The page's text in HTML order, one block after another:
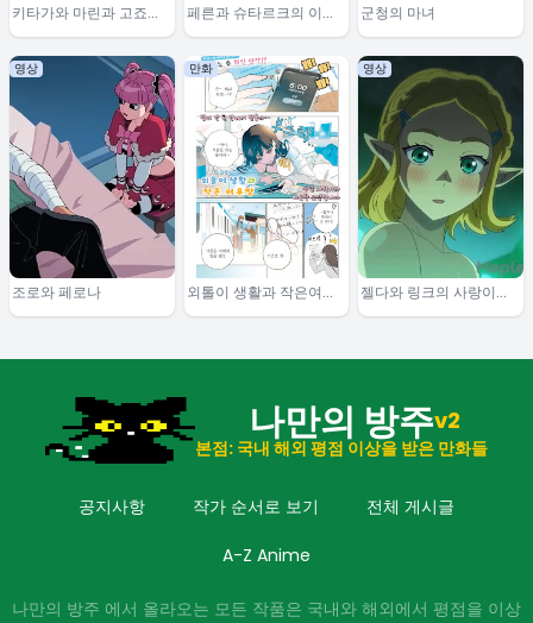
키타가와 마린과 고죠의
일상
페른과 슈타르크의 이야
기
군청의 마녀
영상
조로와 페로나
만화
외톨이 생활과 작은여우
쨩
영상
젤다와 링크의 사랑이야
기
나만의 방주v2
본점: 국내 해외 평점 이상을 받은 만화들
공지사항 작가 순서로 보기 전체 게시글
A-Z Anime
나만의 방주 에서 올라오는 모든 작품은 국내와 해외에서 평점을 이상